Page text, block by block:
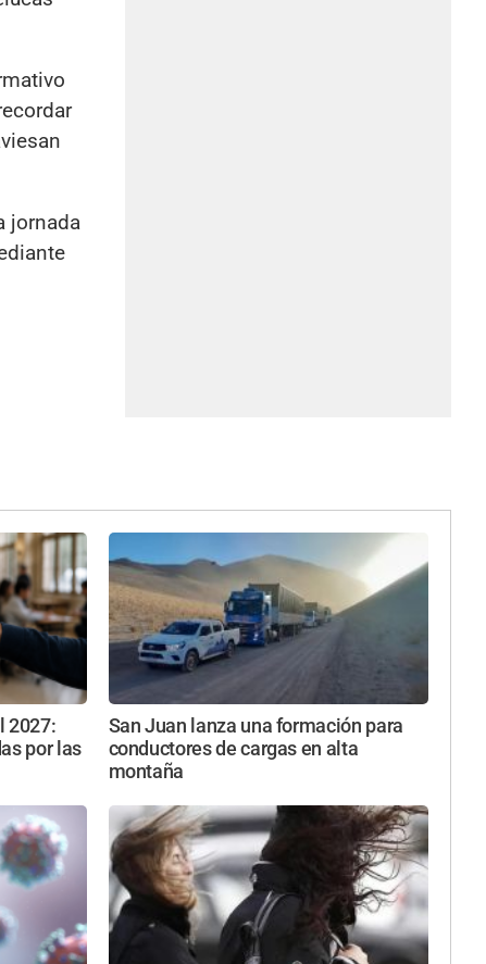
jornada
2027:
por las
San Juan lanza una formación para
conductores de cargas en alta
montaña